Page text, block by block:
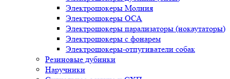
Электрошокеры Молния
Электрошокеры ОСА
Электрошокеры парализаторы (нокаутаторы)
Электрошокеры с фонарем
Электрошокеры-отпугиватели собак
Резиновые дубинки
Наручники